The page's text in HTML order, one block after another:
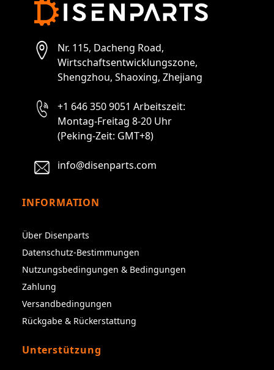
Nr. 115, Dacheng Road,
Wirtschaftsentwicklungszone,
Shengzhou, Shaoxing, Zhejiang
+1 646 350 9051 Arbeitszeit:
Montag-Freitag 8-20 Uhr
(Peking-Zeit: GMT+8)
info@disenparts.com
INFORMATION
Über Disenparts
Datenschutz-Bestimmungen
Nutzungsbedingungen & Bedingungen
Zahlung
Versandbedingungen
Rückgabe & Rückerstattung
Unterstützung